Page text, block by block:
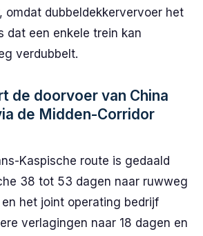
omdat dubbeldekkervervoer het
dat een enkele trein kan
verdubbelt.
de doorvoer van China
de Midden-Corridor
Kaspische route is gedaald
38 tot 53 dagen naar ruwweg
het joint operating bedrijf
verlagingen naar 18 dagen en